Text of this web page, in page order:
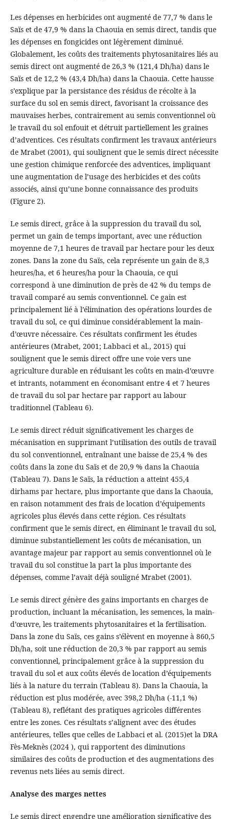
Les dépenses en herbicides ont augmenté de 77,7 % dans le
Saïs et de 47,9 % dans la Chaouia en semis direct, tandis que
les dépenses en fongicides ont légèrement diminué.
Globalement, les coûts des traitements phytosanitaires liés au
semis direct ont augmenté de 26,3 % (121,4 Dh/ha) dans le
Saïs et de 12,2 % (43,4 Dh/ha) dans la Chaouia. Cette hausse
s’explique par la persistance des résidus de récolte à la
surface du sol en semis direct, favorisant la croissance des
mauvaises herbes, contrairement au semis conventionnel où
le travail du sol enfouit et détruit partiellement les graines
d’adventices. Ces résultats confirment les travaux antérieurs
de Mrabet (2001), qui soulignent que le semis direct nécessite
une gestion chimique renforcée des adventices, impliquant
une augmentation de l’usage des herbicides et des coûts
associés, ainsi qu’une bonne connaissance des produits
(Figure 2).
Le semis direct, grâce à la suppression du travail du sol,
permet un gain de temps important, avec une réduction
moyenne de 7,1 heures de travail par hectare pour les deux
zones. Dans la zone du Saïs, cela représente un gain de 8,3
heures/ha, et 6 heures/ha pour la Chaouia, ce qui
correspond à une diminution de près de 42 % du temps de
travail comparé au semis conventionnel. Ce gain est
principalement lié à l’élimination des opérations lourdes de
travail du sol, ce qui diminue considérablement la main-
d’œuvre nécessaire. Ces résultats confirment les études
antérieures (Mrabet, 2001; Labbaci et al., 2015) qui
soulignent que le semis direct offre une voie vers une
agriculture durable en réduisant les coûts en main-d’œuvre
et intrants, notamment en économisant entre 4 et 7 heures
de travail du sol par hectare par rapport au labour
traditionnel (Tableau 6).
Le semis direct réduit significativement les charges de
mécanisation en supprimant l’utilisation des outils de travail
du sol conventionnel, entraînant une baisse de 25,4 % des
coûts dans la zone du Saïs et de 20,9 % dans la Chaouia
(Tableau 7). Dans le Saïs, la réduction a atteint 455,4
dirhams par hectare, plus importante que dans la Chaouia,
en raison notamment des frais de location d’équipements
agricoles plus élevés dans cette région. Ces résultats
confirment que le semis direct, en éliminant le travail du sol,
diminue substantiellement les coûts de mécanisation, un
avantage majeur par rapport au semis conventionnel où le
travail du sol constitue la part la plus importante des
dépenses, comme l’avait déjà souligné Mrabet (2001).
Le semis direct génère des gains importants en charges de
production, incluant la mécanisation, les semences, la main-
d’œuvre, les traitements phytosanitaires et la fertilisation.
Dans la zone du Saïs, ces gains s’élèvent en moyenne à 860,5
Dh/ha, soit une réduction de 20,3 % par rapport au semis
conventionnel, principalement grâce à la suppression du
travail du sol et aux coûts élevés de location d’équipements
liés à la nature du terrain (Tableau 8). Dans la Chaouia, la
réduction est plus modérée, avec 398,2 Dh/ha (-11,1 %)
(Tableau 8), reflétant des pratiques agricoles différentes
entre les zones. Ces résultats s’alignent avec des études
antérieures, telles que celles de Labbaci et al. (2015)et la DRA
Fès-Meknès (2024 ), qui rapportent des diminutions
similaires des coûts de production et des augmentations des
revenus nets liées au semis direct.
Analyse des marges nettes
Le semis direct engendre une amélioration significative des